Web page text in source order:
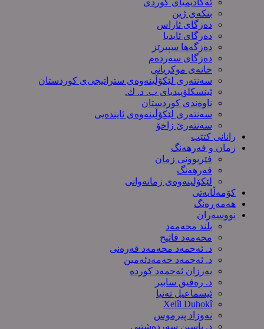
بنکەی ژین
دەزگای ئاراس
دەزگای ئایدیا
دەزگەها سپیرێز
دەزگای سەردەم
خانەی موکریانی
سەنتەری لێكۆڵینەوەی ستراتیجی‌ی كوردستان
ئینسکلۆپیدیای پ. د. ك.
ناوەندی کوردستان
سەنتەری لێکۆڵینەوەى ئایندەیی
سەنتەرێ زاخۆ
رانانی کتێب
زمان و فەرهەنگ
فێربوونی زمان
فەرهەنگ
لێکۆلینەوەی زمانەوانی
کۆمەڵایەتی
هەمەڕەنگ
نووسەران
بلند محەمەد
محەمەد فاتیح
د. ئەحمەد محەمەد قەرەنی
د. ئەحمەد حەمەدئەمین
بەرزان ئەحمەد کورده
د. رەفیق سابیر
ئیسماعیل تەنیا
Xelîl Duhokî
نەوزاد پیرموس
د. یاسین سەردەشتیی